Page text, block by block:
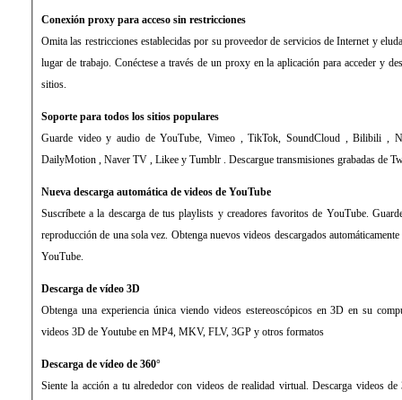
Conexión proxy para acceso sin restricciones
Omita las restricciones establecidas por su proveedor de servicios de Internet y
lugar de trabajo. Conéctese a través de un proxy en la aplicación para acceder y
sitios.
Soporte para todos los sitios populares
Guarde video y audio de YouTube, Vimeo , TikTok, SoundCloud , Bilibili ,
DailyMotion , Naver TV , Likee y Tumblr . Descargue transmisiones grabadas de
Nueva descarga automática de videos de YouTube
Suscríbete a la descarga de tus playlists y creadores favoritos de YouTube.
reproducción de una sola vez. Obtenga nuevos videos descargados
YouTube.
Descarga de vídeo 3D
Obtenga una experiencia única viendo videos estereoscópicos en 3D en su
videos 3D de Youtube en MP4, MKV, FLV, 3GP y otros formatos
Descarga de vídeo de 360°
Siente la acción a tu alrededor con videos de realidad virtual. Descarga videos